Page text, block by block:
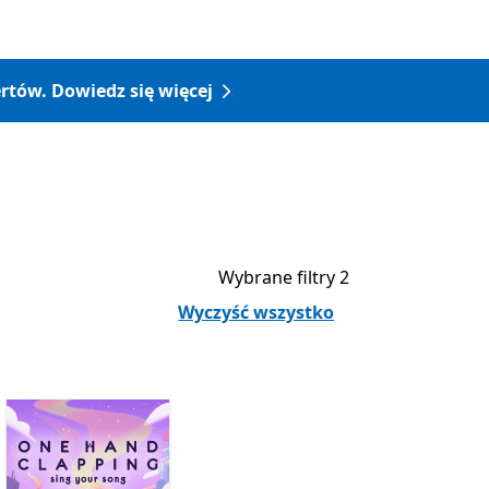
Dowiedz się więcej
Wybrane filtry 2
Wyczyść wszystko